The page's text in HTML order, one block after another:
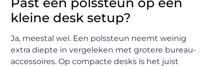
Past een polssteun op een
kleine desk setup?
Ja, meestal wel. Een polssteun neemt weinig
extra diepte in vergeleken met grotere bureau-
accessoires. Op compacte desks is het juist